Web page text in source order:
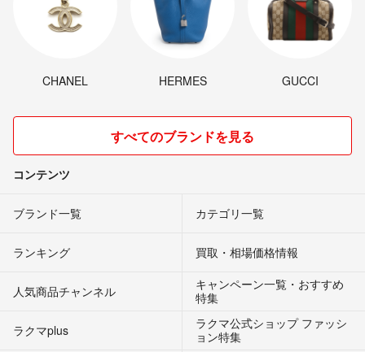
CHANEL HERMES GUCCI
すべてのブランドを見る
コンテンツ
ブランド一覧 カテゴリ一覧
ランキング 買取・相場価格情報
人気商品チャンネル
キャンペーン一覧・おすすめ
特集
ラクマplus
ラクマ公式ショップ ファッシ
ョン特集